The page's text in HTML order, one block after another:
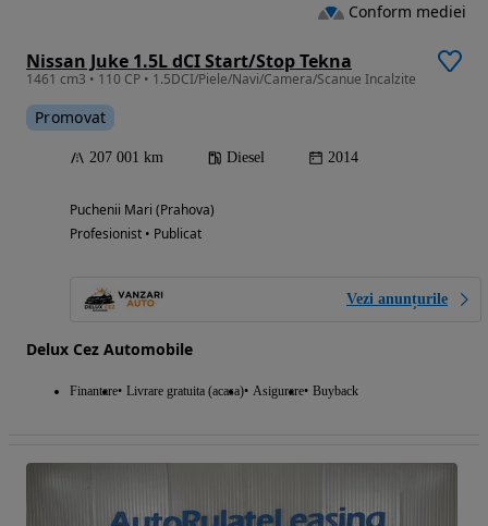
Nissan Juke 1.5L dCI Start/Stop Tekna
1461 cm3 • 110 CP • 1.5DCI/Piele/Navi/Camera/Scanue Incalzite
Promovat
207 001 km Diesel 2014
Puchenii Mari (Prahova)
Profesionist • Publicat
Vezi anunțurile
Delux Cez Automobile
Finantare Livrare gratuita (acasa) Asigurare Buyback
Conform mediei